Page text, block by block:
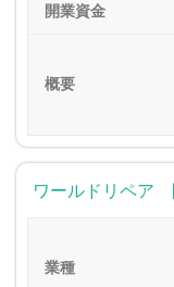
開業資金
概要
ワールドリペア
業種